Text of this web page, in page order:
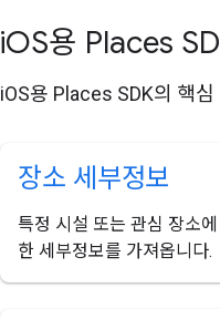
iOS용 Places
iOS용 Places SDK의 핵
장소 세부정보
특정 시설 또는 관심 장소에
한 세부정보를 가져옵니다.